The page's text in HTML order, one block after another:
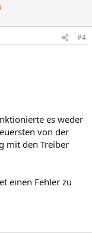
#4
es weder
von der
mit den Treiber
einen Fehler zu